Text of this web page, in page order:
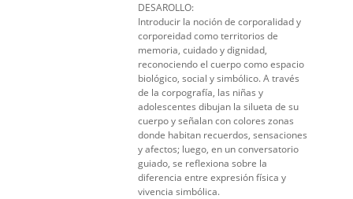
DESAROLLO:
Introducir la noción de corporalidad y
corporeidad como territorios de
memoria, cuidado y dignidad,
reconociendo el cuerpo como espacio
biológico, social y simbólico. A través
de la corpografía, las niñas y
adolescentes dibujan la silueta de su
cuerpo y señalan con colores zonas
donde habitan recuerdos, sensaciones
y afectos; luego, en un conversatorio
guiado, se reflexiona sobre la
diferencia entre expresión física y
vivencia simbólica.